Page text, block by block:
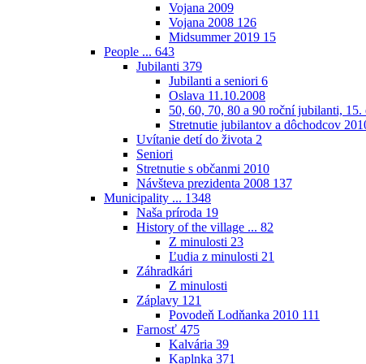
Vojana 2009
Vojana 2008 126
Midsummer 2019 15
People ... 643
Jubilanti 379
Jubilanti a seniori 6
Oslava 11.10.2008
50, 60, 70, 80 a 90 roční jubilanti, 15.
Stretnutie jubilantov a dôchodcov
Uvítanie detí do života 2
Seniori
Stretnutie s občanmi 2010
Návšteva prezidenta 2008 137
Municipality ... 1348
Naša príroda 19
History of the village ... 82
Z minulosti 23
Ľudia z minulosti 21
Záhradkári
Z minulosti
Záplavy 121
Povodeň Lodňanka 2010 111
Farnosť 475
Kalvária 39
Kaplnka 371